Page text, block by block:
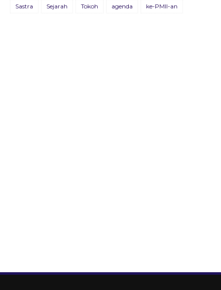
09 Juli 2021
Sastra Sejarah Tokoh agenda ke-PMII-an